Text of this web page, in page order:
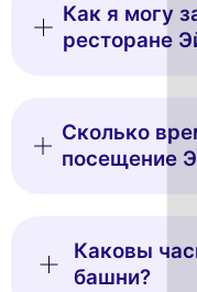
Как я могу
ресторане
Сколько
посещение
Каковы
башни?